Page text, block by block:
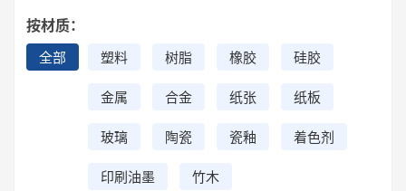
按材质：
全部 塑料 树脂 橡胶 硅胶
金属 合金 纸张 纸板
玻璃 陶瓷 瓷釉 着色剂
印刷油墨 竹木